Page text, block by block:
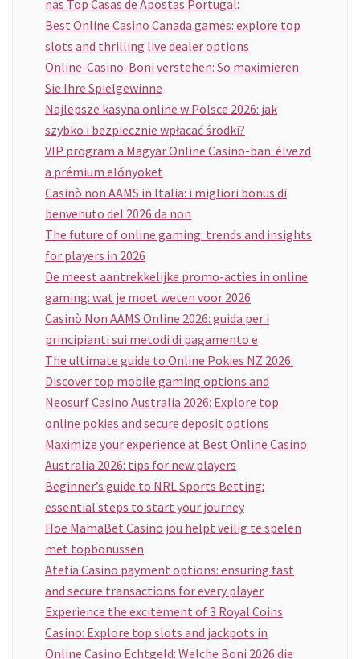
nas Top Casas de Apostas Portugal:
Best Online Casino Canada games: explore top
slots and thrilling live dealer options
Online-Casino-Boni verstehen: So maximieren
Sie Ihre Spielgewinne
Najlepsze kasyna online w Polsce 2026: jak
szybko i bezpiecznie wpłacać środki?
VIP program a Magyar Online Casino-ban: élvezd
a prémium előnyöket
Casinò non AAMS in Italia: i migliori bonus di
benvenuto del 2026 da non
The future of online gaming: trends and insights
for players in 2026
De meest aantrekkelijke promo-acties in online
gaming: wat je moet weten voor 2026
Casinò Non AAMS Online 2026: guida per i
principianti sui metodi di pagamento e
The ultimate guide to Online Pokies NZ 2026:
Discover top mobile gaming options and
Neosurf Casino Australia 2026: Explore top
online pokies and secure deposit options
Maximize your experience at Best Online Casino
Australia 2026: tips for new players
Beginner’s guide to NRL Sports Betting:
essential steps to start your journey
Hoe MamaBet Casino jou helpt veilig te spelen
met topbonussen
Atefia Casino payment options: ensuring fast
and secure transactions for every player
Experience the excitement of 3 Royal Coins
Casino: Explore top slots and jackpots in
Online Casino Echtgeld: Welche Boni 2026 die